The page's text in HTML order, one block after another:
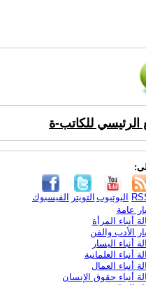
الرئيسي للكاتب-ة
الفيسبوك التويتر اليوتيوب
عامة
أنباء المرأة
الأدب والفن
أنباء اليسار
أنباء العلمانية
أنباء العمال
أنباء حقوق الإنسان